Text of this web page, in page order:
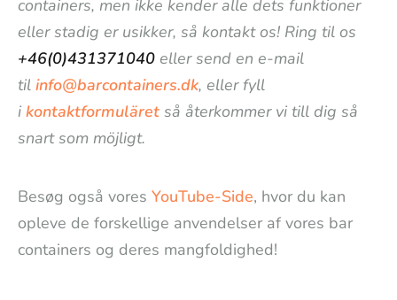
containers, men ikke kender alle dets funktioner
eller stadig er usikker, så kontakt os! Ring til os
+46(0)431371040 eller send en e-mail
til info@barcontainers.dk, eller fyll
i kontaktformuläret så återkommer vi till dig så
snart som möjligt.
Besøg også vores YouTube-Side, hvor du kan
opleve de forskellige anvendelser af vores bar
containers og deres mangfoldighed!